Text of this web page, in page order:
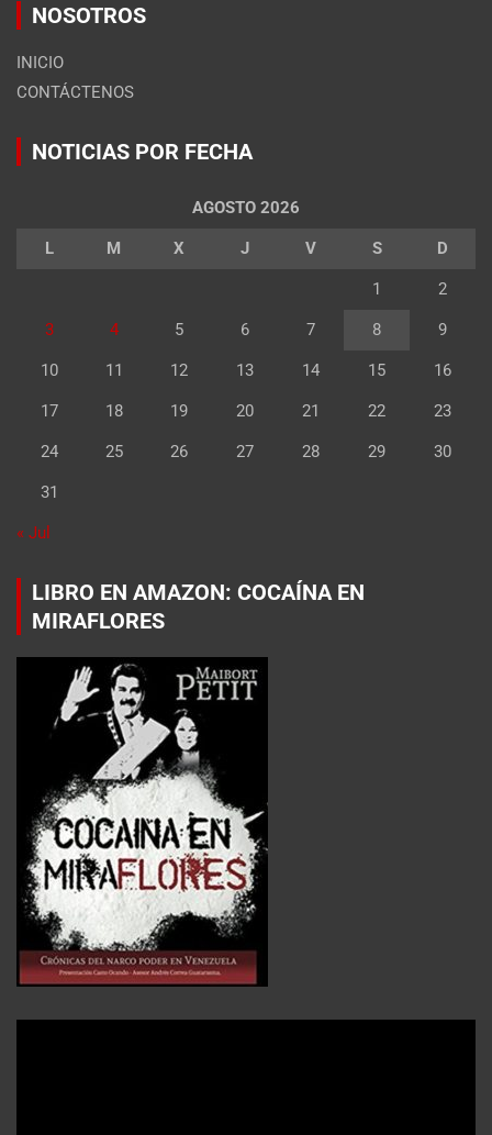
NOSOTROS
INICIO
CONTÁCTENOS
NOTICIAS POR FECHA
AGOSTO 2026
L M X J V S D
1 2
3 4 5 6 7 8 9
10 11 12 13 14 15 16
17 18 19 20 21 22 23
24 25 26 27 28 29 30
31
« Jul
LIBRO EN AMAZON: COCAÍNA EN
MIRAFLORES